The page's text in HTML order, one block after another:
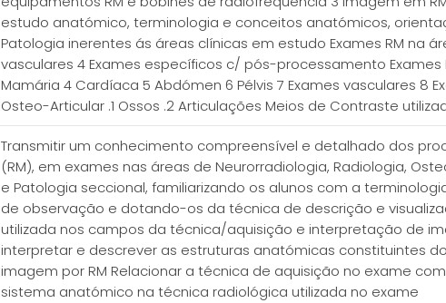
estudo anatómico, terminologia e conceitos anatómicos,
Patologia inerentes ás áreas clínicas em estudo Exames RM na
vasculares 4 Exames específicos c/ pós-processamento Exames
Mamária 4 Cardíaca 5 Abdómen 6 Pélvis 7 Exames vasculares
Osteo-Articular .1 Ossos .2 Articulações Meios de Contraste
Transmitir um conhecimento compreensível e detalhado dos
(RM), em exames nas áreas de Neurorradiologia, Radiologia,
e Patologia seccional, familiarizando os alunos com a
de observação e dotando-os da técnica de descrição e
utilizada nos campos da técnica/aquisição e interpretação de
interpretar e descrever as estruturas anatómicas constituintes
imagem por RM Relacionar a técnica de aquisição no exame
sistema anatómico na técnica radiológica utilizada no exame